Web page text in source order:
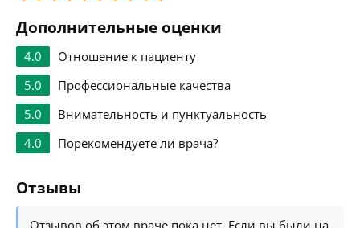
Дополнительные оценки
4.0
Отношение к пациенту
5.0
Профессиональные качества
5.0
Внимательность и пунктуальность
4.0
Порекомендуете ли врача?
Отзывы
Отзывов об этом враче пока нет. Если вы были на